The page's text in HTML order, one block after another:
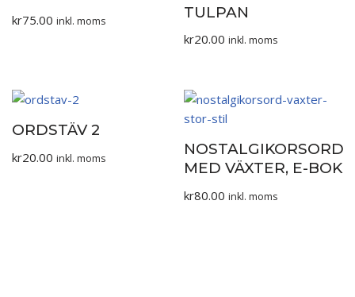
kr75.00 inkl. moms TULPAN
kr20.00 inkl. moms
ORDSTÄV 2
kr20.00 inkl. moms
NOSTALGIKORSORD
MED VÄXTER, E-BOK
kr80.00 inkl. moms